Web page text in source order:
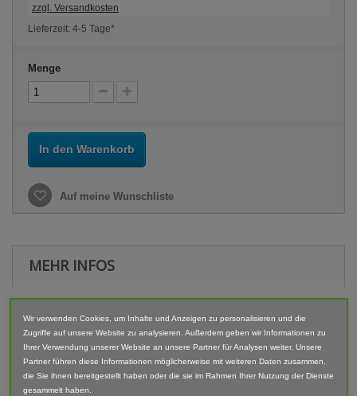
zzgl. Versandkosten
Lieferzeit: 4-5 Tage*
Menge
In den Warenkorb
Auf meine Wunschliste
MEHR INFOS
Mit diesem Cattle Rind schwarz-weiß liegend im Maßstab 1:32
startest du deine eigene Rinderzucht auf deinem Siku Bauernhof.
Man kann z.B. eine Weide mit verschiedenen Rindern aufbauen.
Aber auch im Stall können diese Rinder stehen.
Wir verwenden Cookies, um Inhalte und Anzeigen zu personalisieren und die
Zugriffe auf unsere Website zu analysieren. Außerdem geben wir Informationen zu
Ihrer Verwendung unserer Website an unsere Partner für Analysen weiter. Unsere
Partner führen diese Informationen möglicherweise mit weiteren Daten zusammen,
die Sie ihnen bereitgestellt haben oder die sie im Rahmen Ihrer Nutzung der Dienste
gesammelt haben.